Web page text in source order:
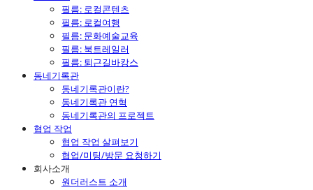
필름: 로컬콘텐츠
필름: 로컬여행
필름: 문화예술교육
필름: 북트레일러
필름: 퇴근길바캉스
동네기록관
동네기록관이란?
동네기록관 연혁
동네기록관의 프로젝트
협업 작업
협업 작업 살펴보기
협업/미팅/방문 요청하기
회사소개
원더러스트 소개